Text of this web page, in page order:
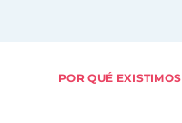
POR QUÉ EXISTIMOS